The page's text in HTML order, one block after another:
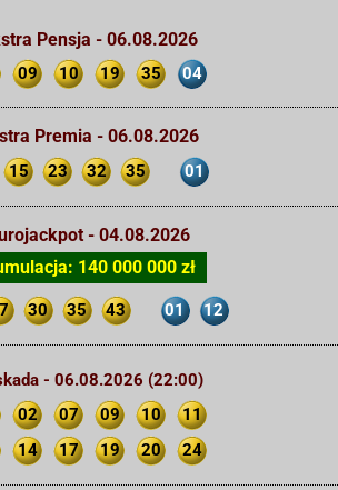
Pensja - 06.08.2026
09 10 19 35 04
Premia - 06.08.2026
15 23 32 35 01
- 04.08.2026
140 000 000 zł
30 35 43 01 12
- 06.08.2026 (22:00)
02 07 09 10
11
14 17 19 20 24